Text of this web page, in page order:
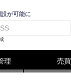
が可能に
理 売買